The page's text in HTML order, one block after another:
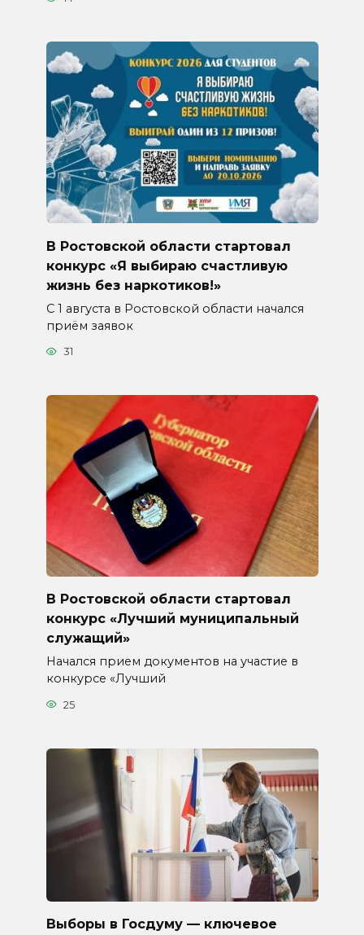
В Ростовской области стартовал
конкурс «Я выбираю счастливую
жизнь без наркотиков!»
С 1 августа в Ростовской области начался
приём заявок
31
В Ростовской области стартовал
конкурс «Лучший муниципальный
служащий»
Начался прием документов на участие в
конкурсе «Лучший
25
Выборы в Госдуму — ключевое